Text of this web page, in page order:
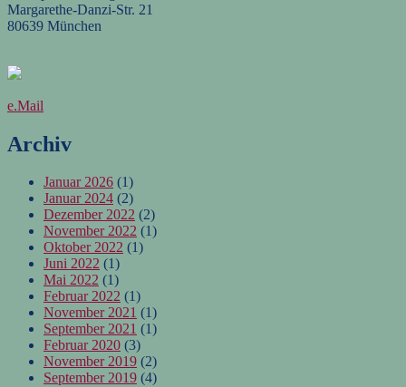
Margarethe-Danzi-Str. 21
80639 München
e.Mail
Archiv
Januar 2026 (1)
Januar 2024 (2)
Dezember 2022 (2)
November 2022 (1)
Oktober 2022 (1)
Juni 2022 (1)
Mai 2022 (1)
Februar 2022 (1)
November 2021 (1)
September 2021 (1)
Februar 2020 (3)
November 2019 (2)
September 2019 (4)